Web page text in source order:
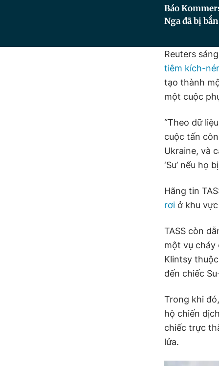
Báo
Nga đã bị
Reuters
tiêm kích-
tạo thành
một cuộc
“Theo dữ
cuộc tấn
Ukraine, và
‘Su’ nếu họ
Hãng tin
rơi ở khu
TASS còn
một vụ
Klintsy
đến chiếc
Trong khi
hộ chiến
chiếc trực
lửa.